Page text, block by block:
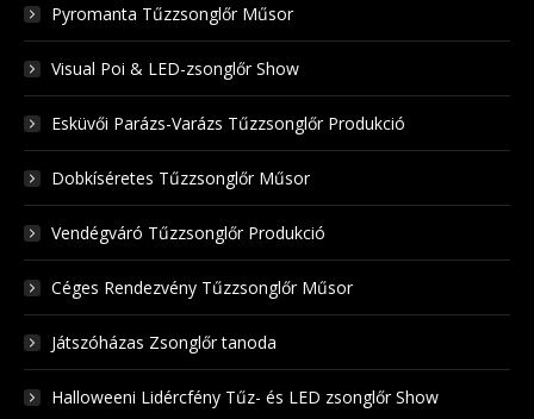
Pyromanta Tűzzsonglőr Műsor
Visual Poi & LED-zsonglőr Show
Esküvői Parázs-Varázs Tűzzsonglőr Produkció
Dobkíséretes Tűzzsonglőr Műsor
Vendégváró Tűzzsonglőr Produkció
Céges Rendezvény Tűzzsonglőr Műsor
Játszóházas Zsonglőr tanoda
Halloweeni Lidércfény Tűz- és LED zsonglőr Show